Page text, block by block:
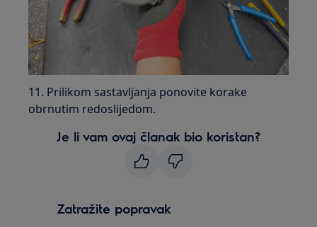
11. Prilikom sastavljanja ponovite korake
obrnutim redoslijedom.
Je li vam ovaj članak bio koristan?
Zatražite popravak